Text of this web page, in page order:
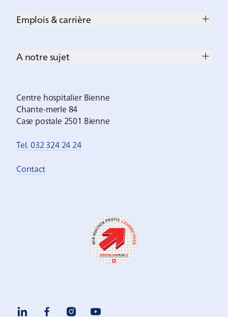
Emplois & carrière
A notre sujet
Centre hospitalier Bienne
Chante-merle 84
Case postale 2501 Bienne
Tel. 032 324 24 24
Contact